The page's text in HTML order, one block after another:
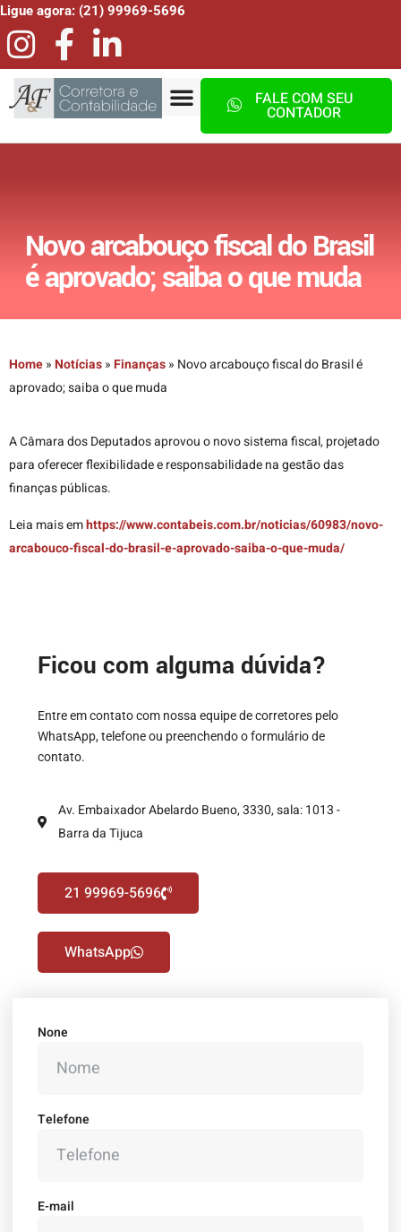
Ligue agora: (21) 99969-5696
FALE COM SEU
CONTADOR
Novo arcabouço fiscal do Brasil
é aprovado; saiba o que muda
Home»Notícias»Finanças» Novo arcabouço fiscal do Brasil é
aprovado; saiba o que muda
A Câmara dos Deputados aprovou o novo sistema fiscal, projetado
para oferecer flexibilidade e responsabilidade na gestão das
finanças públicas.
Leia mais emhttps://www.contabeis.com.br/noticias/60983/novo-
arcabouco-fiscal-do-brasil-e-aprovado-saiba-o-que-muda/
Ficou com alguma dúvida?
Entre em contato com nossa equipe de corretores pelo
WhatsApp, telefone ou preenchendo o formulário de
contato.
Av. Embaixador Abelardo Bueno, 3330, sala: 1013 -
Barra da Tijuca
21 99969-5696
WhatsApp
None
Telefone
E-mail